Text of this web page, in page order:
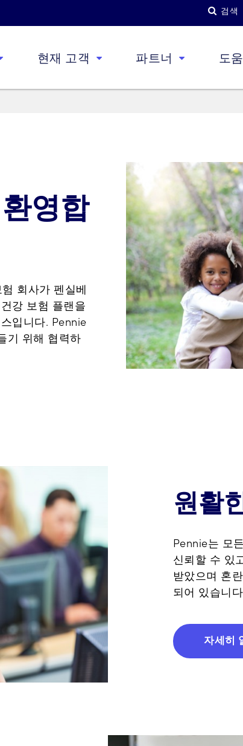
검색
현재 고객 파트너 도
영합
회사가 펜실베
강 보험 플랜을
입니다. Pennie
기 위해 협력하
원활
Pennie는 모
신뢰할 수 있
받았으며 혼
되어 있습니
자세히